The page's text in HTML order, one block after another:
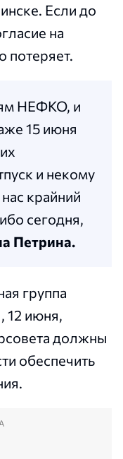
Если до
на
потеряет.
НЕФКО, и
15 июня
и некому
крайний
сегодня,
Петрина.
группа
12 июня,
должны
обеспечить